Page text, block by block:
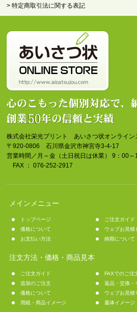
> 特定商取引法に関する表記
株式会社栄光プリント あいさつ状オンライン
〒920-0806 石川県金沢市神宮寺3-4-17
営業時間／月～金（土日祝日は休業） 9：00
FAX ： 076-252-2917
メインメニュー
トップページ
ご注文ガイド
価格について
ウェブお見積
お支払い方法
納期について
注文方法・価格・商品見本
ご注文ガイド
FAXでのご注
追加のご注文
返品・交換・
価格について
ウェブお見積
用紙・商品イメージ
書体イメージ